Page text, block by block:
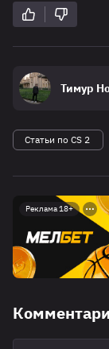
Тимур
Статьи по CS 2
Реклама 18+